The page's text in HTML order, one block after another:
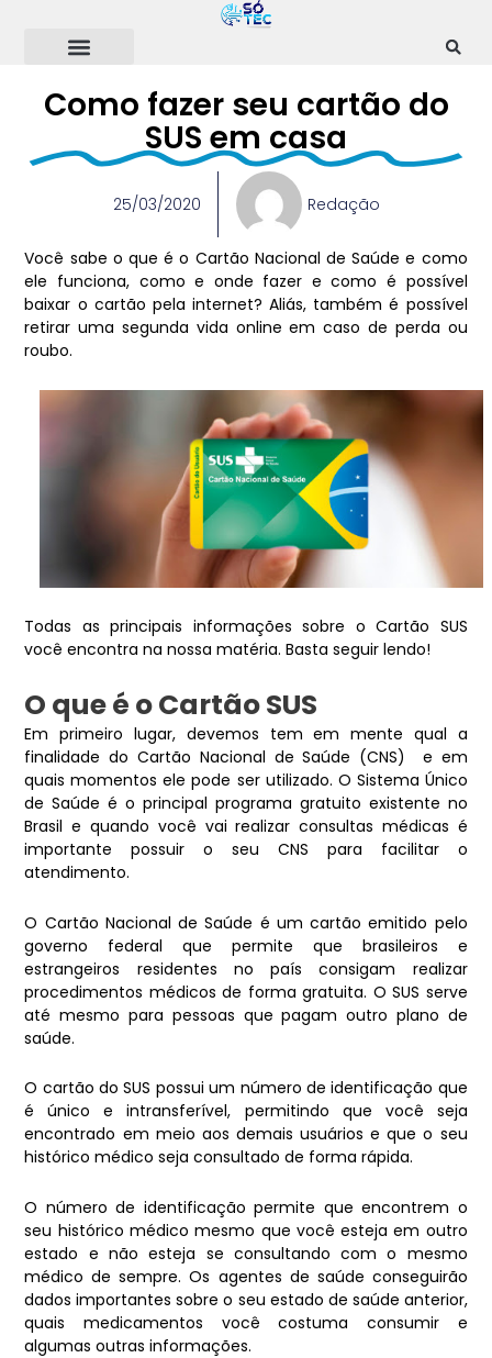
Como fazer seu cartão do
SUS em casa
25/03/2020 Redação
Você sabe o que é o Cartão Nacional de Saúde e como
ele funciona, como e onde fazer e como é possível
baixar o cartão pela internet? Aliás, também é possível
retirar uma segunda vida online em caso de perda ou
roubo.
Todas as principais informações sobre o Cartão SUS
você encontra na nossa matéria. Basta seguir lendo!
O que é o Cartão SUS
Em primeiro lugar, devemos tem em mente qual a
finalidade do Cartão Nacional de Saúde (CNS) e em
quais momentos ele pode ser utilizado. O Sistema Único
de Saúde é o principal programa gratuito existente no
Brasil e quando você vai realizar consultas médicas é
importante possuir o seu CNS para facilitar o
atendimento.
O Cartão Nacional de Saúde é um cartão emitido pelo
governo federal que permite que brasileiros e
estrangeiros residentes no país consigam realizar
procedimentos médicos de forma gratuita. O SUS serve
até mesmo para pessoas que pagam outro plano de
saúde.
O cartão do SUS possui um número de identificação que
é único e intransferível, permitindo que você seja
encontrado em meio aos demais usuários e que o seu
histórico médico seja consultado de forma rápida.
O número de identificação permite que encontrem o
seu histórico médico mesmo que você esteja em outro
estado e não esteja se consultando com o mesmo
médico de sempre. Os agentes de saúde conseguirão
dados importantes sobre o seu estado de saúde anterior,
quais medicamentos você costuma consumir e
algumas outras informações.